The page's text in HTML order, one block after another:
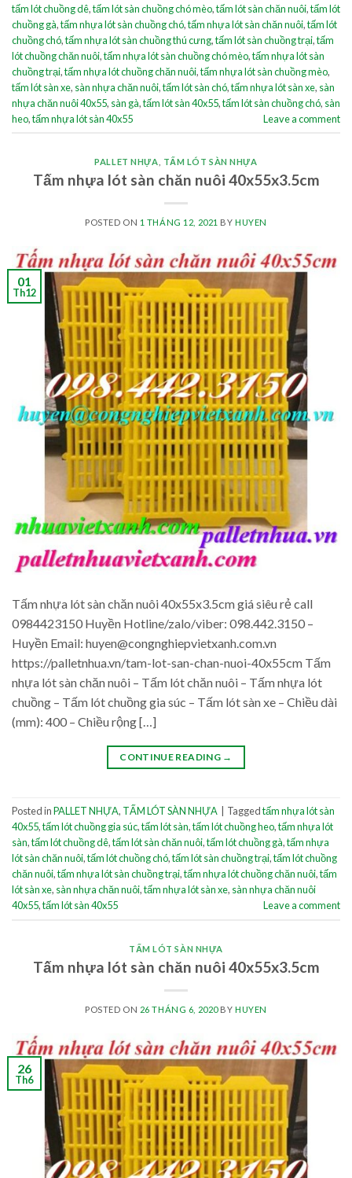
tấm lót chuồng dê,tấm lót sàn chuồng chó mèo,tấm lót sàn chăn nuôi,tấm lót
chuồng gà,tấm nhựa lót sàn chuồng chó,tấm nhựa lót sàn chăn nuôi,tấm lót
chuồng chó,tấm nhựa lót sàn chuồng thú cưng,tấm lót sàn chuồng trại,tấm
lót chuồng chăn nuôi,tấm nhựa lót sàn chuồng chó mèo,tấm nhựa lót sàn
chuồng trại,tấm nhựa lót chuồng chăn nuôi,tấm nhựa lót sàn chuồng mèo,
tấm lót sàn xe, sàn nhựa chăn nuôi,tấm lót sàn chó,tấm nhựa lót sàn xe, sàn
nhựa chăn nuôi 40x55, sàn gà,tấm lót sàn 40x55,tấm lót sàn chuồng chó, sàn
heo,tấm nhựa lót sàn 40x55 Leave a comment
PALLET NHỰA TẤM LÓT SÀN NHỰA
Tấm nhựa lót sàn chăn nuôi 40x55x3.5cm
POSTED ON 1 THÁNG 12, 2021 BY HUYEN
01
Th12
Tấm nhựa lót sàn chăn nuôi 40x55x3.5cm giá siêu rẻ call
0984423150 Huyền Hotline/zalo/viber: 098.442.3150 –
Huyền Email: huyen@congnghiepvietxanh.com.vn
https://palletnhua.vn/tam-lot-san-chan-nuoi-40x55cm Tấm
nhựa lót sàn chăn nuôi – Tấm lót chăn nuôi – Tấm nhựa lót
chuồng – Tấm lót chuồng gia súc – Tấm lót sàn xe – Chiều dài
(mm): 400 – Chiều rộng […]
CONTINUE READING →
Posted inPALLET NHỰA, TẤM LÓT SÀN NHỰA Taggedtấm nhựa lót sàn
40x55,tấm lót chuồng gia súc,tấm lót sàn,tấm lót chuồng heo,tấm nhựa lót
sàn,tấm lót chuồng dê,tấm lót sàn chăn nuôi,tấm lót chuồng gà,tấm nhựa
lót sàn chăn nuôi,tấm lót chuồng chó,tấm lót sàn chuồng trại,tấm lót chuồng
chăn nuôi,tấm nhựa lót sàn chuồng trại,tấm nhựa lót chuồng chăn nuôi,tấm
lót sàn xe, sàn nhựa chăn nuôi,tấm nhựa lót sàn xe, sàn nhựa chăn nuôi
40x55,tấm lót sàn 40x55 Leave a comment
TẤM LÓT SÀN NHỰA
Tấm nhựa lót sàn chăn nuôi 40x55x3.5cm
POSTED ON 26 THÁNG 6, 2020BY HUYEN
26
Th6